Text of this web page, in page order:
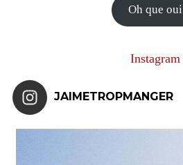
Oh que oui
Instagram
JAIMETROPMANGER